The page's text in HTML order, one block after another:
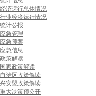
经济运行总体情况
行业经济运行情况
统计公报
应急管理
应急预案
应急信息
政策解读
国家政策解读
自治区政策解读
兴安盟政策解读
重大决策预公开